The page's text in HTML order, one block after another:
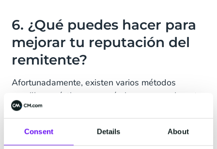
Consent Details About
6. ¿Qué puedes hacer para
mejorar tu reputación del
remitente?
Afortunadamente, existen varios métodos
sencillos, prácticos y económicos para mejorar tu
reputación del remitente
algunos de ellos:
Prepara tu dirección IP:cuando estés